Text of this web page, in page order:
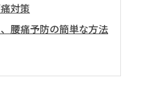
対策
腰痛予防の簡単な方法